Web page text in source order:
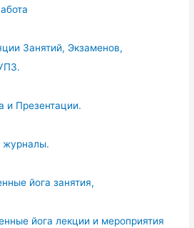
Занятий, Экзаменов,
и Презентации.
журналы.
йога занятия,
йога лекции и мероприятия